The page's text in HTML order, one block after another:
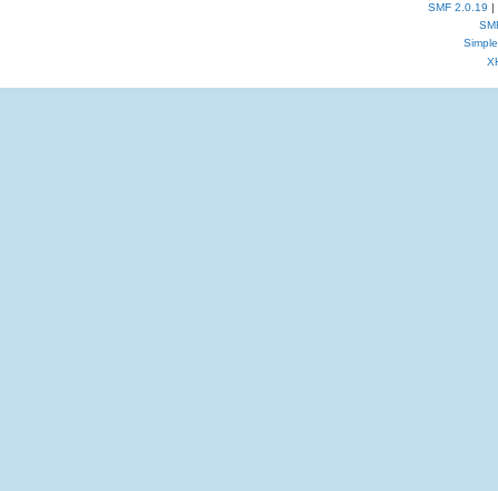
SMF 2.0.19 |